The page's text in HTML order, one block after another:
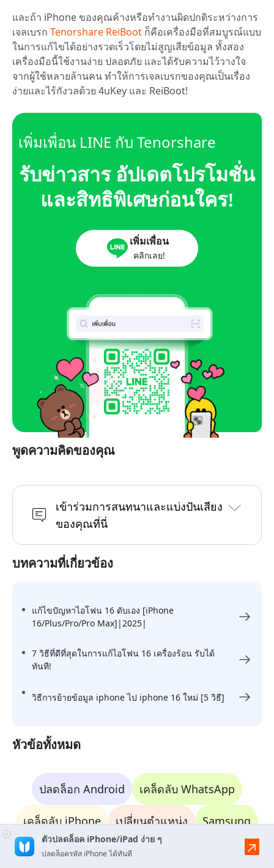
และถ้า iPhone ของคุณค้างหรือทำงานผิดปกติระหว่างการ
เจลเบรก Tenorshare ReiBoot ก็คือเครื่องมือที่สมบูรณ์แบบ
ในการแก้ไขได้อย่างรวดเร็วโดยไม่สูญเสียข้อมูล ทั้งสอง
เครื่องมือนี้ใช้งานง่าย ปลอดภัย และได้รับความไว้วางใจ
จากผู้ใช้หลายล้านคน ทำให้การเจลเบรกของคุณเป็นเรื่อง
ง่ายและไร้กังวลด้วย 4uKey และ ReiBoot!
เพิ่มเพื่อน LINE กับ Tenorshare
รับข่าวสาร อัปเดตโปรโมชั่น
และสิทธิพิเศษก่อนใคร!
เพิ่มเพื่อน
คลิกเลย!
พูดความคิดของคุณ
เข้าร่วมการสนทนาและแบ่งปันเสียง
ของคุณที่นี่
บทความที่เกี่ยวข้อง
แก้ไขปัญหาไอโฟน 16 ดับเอง [iPhone
16/Plus/Pro/Pro Max]|2025|
7 วิธีที่ดีที่สุดในการแก้ไอโฟน 16 เครื่องร้อน รับได้
ทันที!
วิธีการย้ายข้อมูล iphone ไป iphone 16 ใหม่ [5 วิธี]
หัวข้อทั้งหมด
ปลดล็อก Android เคล็ดลับ WhatsApp
เคล็ดลับ iPhone เปลี่ยนตำแหน่ง Samsung
ปลดล็อก iPhone
ตัวปลดล็อค iPhone/iPad ง่าย ๆ
ปลดล็อครหัส iPhone ได้ทันที